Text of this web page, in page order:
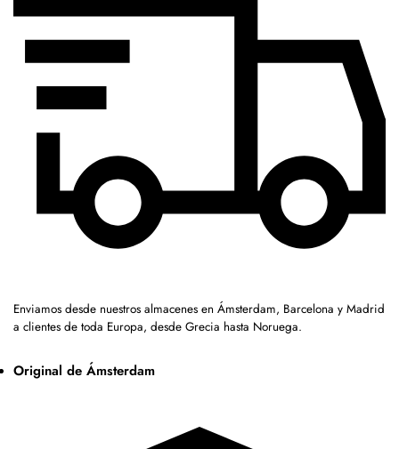
Enviamos desde nuestros almacenes en Ámsterdam, Barcelona y Madrid
a clientes de toda Europa, desde Grecia hasta Noruega.
Original de Ámsterdam